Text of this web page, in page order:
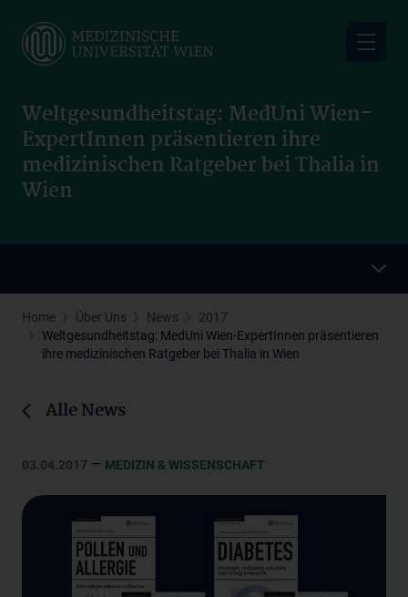
main
Weltgesundheitstag: MedUni Wien-
ExpertInnen präsentieren ihre
medizinischen Ratgeber bei Thalia in
Wien
Home Über Uns News
2017
Weltgesundheitstag: MedUni Wien-ExpertInnen präsentieren
ihre medizinischen Ratgeber bei Thalia in Wien
Alle News
03.04.2017 – MEDIZIN & WISSENSCHAFT